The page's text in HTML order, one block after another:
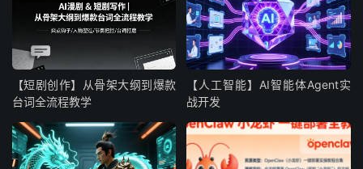
【短剧创作】从骨架大纲到爆款
台词全流程教学
【人工智能】AI智能体Agent实
战开发